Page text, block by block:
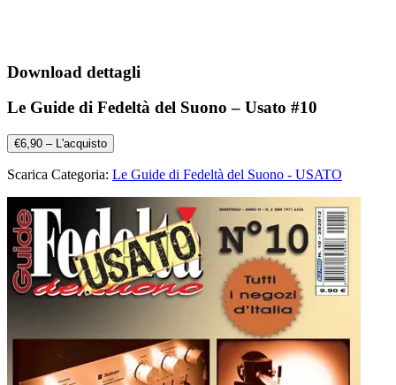
Download dettagli
Le Guide di Fedeltà del Suono – Usato #10
€6,90 – L'acquisto
Scarica Categoria: Le Guide di Fedeltà del Suono - USATO